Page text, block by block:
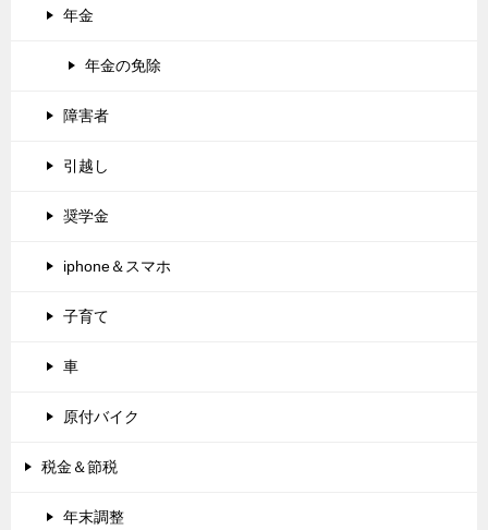
年金
年金の免除
障害者
引越し
奨学金
iphone＆スマホ
子育て
車
原付バイク
税金＆節税
年末調整